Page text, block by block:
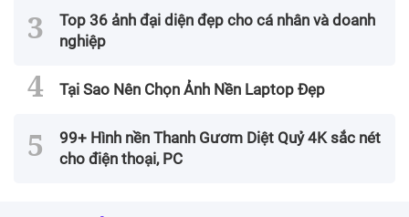
Top 36 ảnh đại diện đẹp cho cá nhân và doanh
nghiệp
Tại Sao Nên Chọn Ảnh Nền Laptop Đẹp
99+ Hình nền Thanh Gươm Diệt Quỷ 4K sắc nét
cho điện thoại, PC